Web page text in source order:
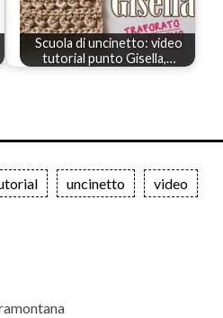
Scuola di uncinetto: video
tutorial punto Gisella,…
uncinetto video